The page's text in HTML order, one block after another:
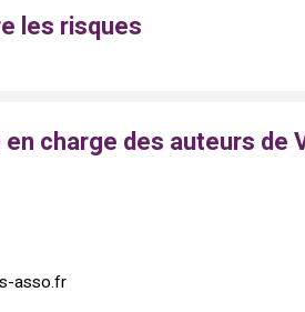
les risques
charge des auteurs
asso.fr